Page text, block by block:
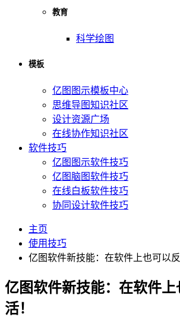
教育
科学绘图
模板
亿图图示模板中心
思维导图知识社区
设计资源广场
在线协作知识社区
软件技巧
亿图图示软件技巧
亿图脑图软件技巧
在线白板软件技巧
协同设计软件技巧
主页
使用技巧
亿图软件新技能：在软件上也可以反
亿图软件新技能：在软件
活！